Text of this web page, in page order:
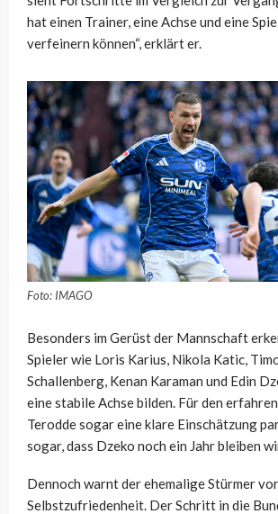
hat einen Trainer, eine Achse und eine
verfeinern können“, erklärt er.
Foto: IMAGO
Besonders im Gerüst der Mannschaft
Spieler wie Loris Karius, Nikola Katic,
Schallenberg, Kenan Karaman und Edin
eine stabile Achse bilden. Für den
Terodde sogar eine klare Einschätzung
sogar, dass Dzeko noch ein Jahr bleiben
Dennoch warnt der ehemalige Stürmer
Selbstzufriedenheit. Der Schritt in die